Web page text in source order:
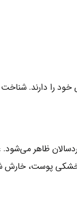
را دارند. شناخت
خردسالان ظاهر
خشکی پوست، خارش